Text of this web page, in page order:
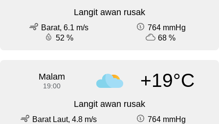
Langit awan rusak
Barat, 6.1 m/s
764 mmHg
52 %
68 %
Malam
19:00 +19°C
Langit awan rusak
Barat Laut, 4.8 m/s
764 mmHg